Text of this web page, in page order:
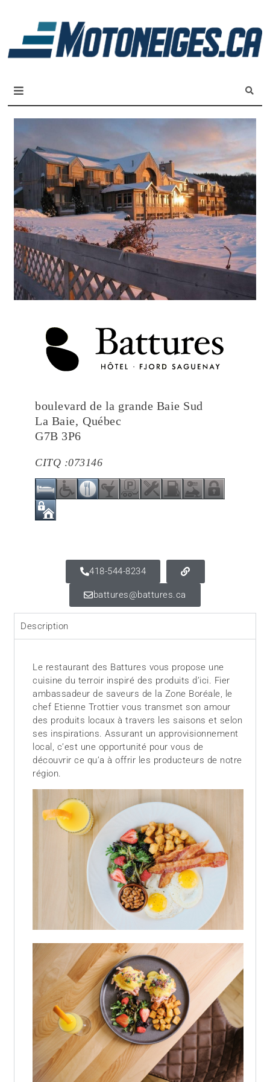
boulevard de la grande Baie Sud
La Baie, Québec
G7B 3P6
CITQ :073146
418-544-8234
battures@battures.ca
Description
Le restaurant des Battures vous propose une
cuisine du terroir inspiré des produits d’ici. Fier
ambassadeur de saveurs de la Zone Boréale, le
chef Etienne Trottier vous transmet son amour
des produits locaux à travers les saisons et selon
ses inspirations. Assurant un approvisionnement
local, c’est une opportunité pour vous de
découvrir ce qu’a à offrir les producteurs de notre
région.